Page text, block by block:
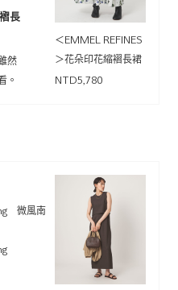
長
然
。
＜EMMEL REFINES
＞花朵印花縮褶長裙
NTD5,780
微風南